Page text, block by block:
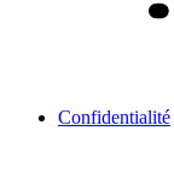
Confidentialité